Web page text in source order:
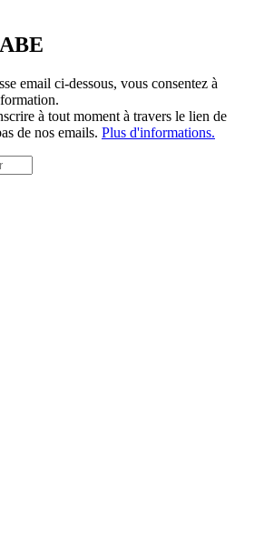
email ci-dessous, vous consentez à
à tout moment à travers le lien de
de nos emails. Plus d'informations.